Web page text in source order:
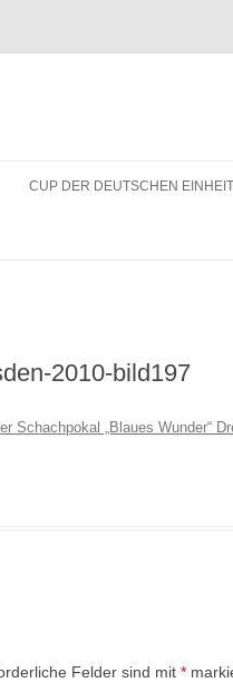
CUP DER DEUTSCHEN EINHEIT
2010-bild197
Schachpokal „Blaues Wunder“
Felder sind mit *